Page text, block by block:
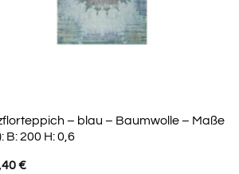
– blau – Baumwolle – Maße
B: 200 H: 0,6
€